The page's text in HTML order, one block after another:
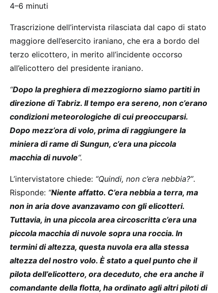
4–6 minuti
Trascrizione dell’intervista rilasciata dal capo di stato
maggiore dell’esercito iraniano, che era a bordo del
terzo elicottero, in merito all’incidente occorso
all’elicottero del presidente iraniano.
“Dopo la preghiera di mezzogiorno siamo partiti in
direzione di Tabriz. Il tempo era sereno, non c’erano
condizioni meteorologiche di cui preoccuparsi.
Dopo mezz’ora di volo, prima di raggiungere la
miniera di rame di Sungun, c’era una piccola
macchia di nuvole“.
L’intervistatore chiede: “Quindi, non c’era nebbia?”.
Risponde: “Niente affatto. C’era nebbia a terra, ma
non in aria dove avanzavamo con gli elicotteri.
Tuttavia, in una piccola area circoscritta c’era una
piccola macchia di nuvole sopra una roccia. In
termini di altezza, questa nuvola era alla stessa
altezza del nostro volo. È stato a quel punto che il
pilota dell’elicottero, ora deceduto, che era anche il
comandante della flotta, ha ordinato agli altri piloti di